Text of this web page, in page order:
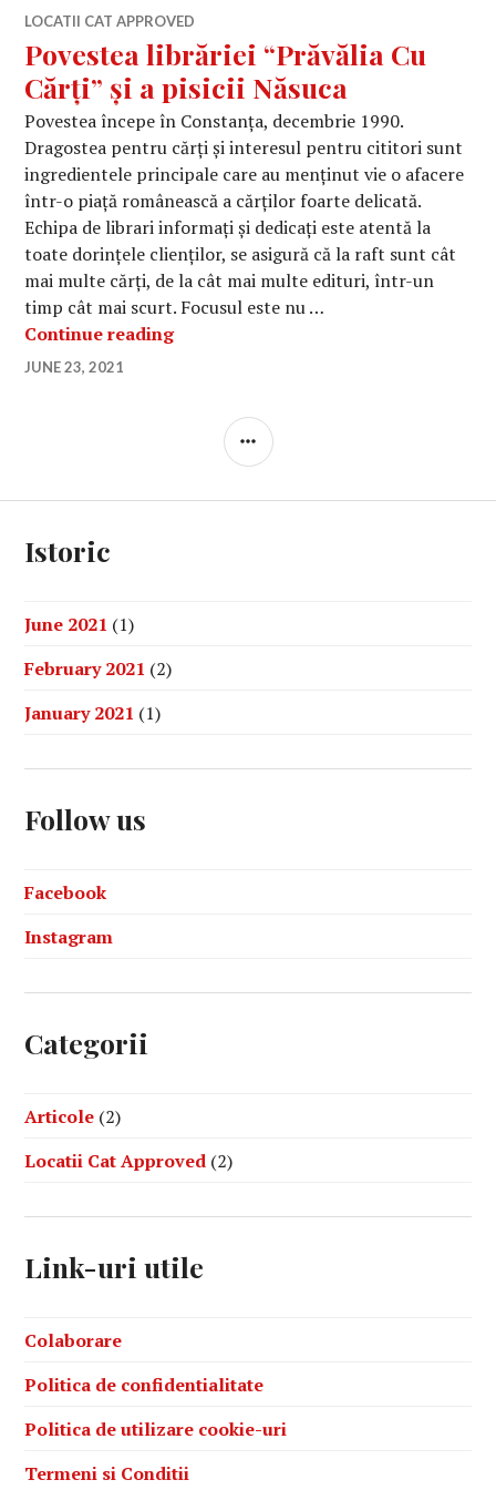
LOCATII CAT APPROVED
Povestea librăriei “Prăvălia Cu
Cărți” și a pisicii Năsuca
Povestea începe în Constanța, decembrie 1990.
Dragostea pentru cărți și interesul pentru cititori sunt
ingredientele principale care au menținut vie o afacere
într-o piață românească a cărților foarte delicată.
Echipa de librari informați și dedicați este atentă la
toate dorințele clienților, se asigură că la raft sunt cât
mai multe cărți, de la cât mai multe edituri, într-un
timp cât mai scurt. Focusul este nu …
Continue readingPovestea librăriei “Prăvălia Cu
JUNE 23, 2021
SIDEBAR
Istoric
June 2021 (1)
February 2021 (2)
January 2021 (1)
Follow us
Facebook
Instagram
Categorii
Articole (2)
Locatii Cat Approved (2)
Link-uri utile
Colaborare
Politica de confidentialitate
Politica de utilizare cookie-uri
Termeni si Conditii